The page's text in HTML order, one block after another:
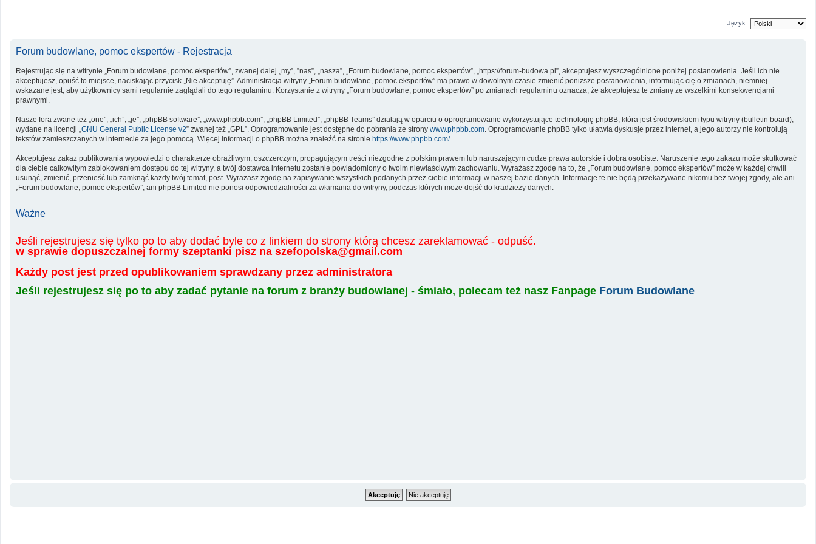
Język:
Forum budowlane, pomoc ekspertów - Rejestracja
Rejestrując się na witrynie „Forum budowlane, pomoc ekspertów”, zwanej dalej „my”, ”nas”, „nasza”, „Forum budowlane, pomoc ekspertów”, „https://forum-budowa.pl”, akceptujesz wyszczególnione poniżej postanowienia. Jeśli ich nie
akceptujesz, opuść to miejsce, naciskając przycisk „Nie akceptuję”. Administracja witryny „Forum budowlane, pomoc ekspertów” ma prawo w dowolnym czasie zmienić poniższe postanowienia, informując cię o zmianach, niemniej
wskazane jest, aby użytkownicy sami regularnie zaglądali do tego regulaminu. Korzystanie z witryny „Forum budowlane, pomoc ekspertów” po zmianach regulaminu oznacza, że akceptujesz te zmiany ze wszelkimi konsekwencjami
prawnymi.
Nasze fora zwane też „one”, „ich”, „je”, „phpBB software”, „www.phpbb.com”, „phpBB Limited”, „phpBB Teams” działają w oparciu o oprogramowanie wykorzystujące technologię phpBB, która jest środowiskiem typu witryny (bulletin board),
wydane na licencji „ GNU General Public License v2” zwanej też „GPL”. Oprogramowanie jest dostępne do pobrania ze strony www.phpbb.com . Oprogramowanie phpBB tylko ułatwia dyskusje przez internet, a jego autorzy nie kontrolują
tekstów zamieszczanych w internecie za jego pomocą. Więcej informacji o phpBB można znaleźć na stronie https://www.phpbb.com/.
Akceptujesz zakaz publikowania wypowiedzi o charakterze obraźliwym, oszczerczym, propagującym treści niezgodne z polskim prawem lub naruszającym cudze prawa autorskie i dobra osobiste. Naruszenie tego zakazu może skutkować
dla ciebie całkowitym zablokowaniem dostępu do tej witryny, a twój dostawca internetu zostanie powiadomiony o twoim niewłaściwym zachowaniu. Wyrażasz zgodę na to, że „Forum budowlane, pomoc ekspertów” może w każdej chwili
usunąć, zmienić, przenieść lub zamknąć każdy twój temat, post. Wyrażasz zgodę na zapisywanie wszystkich podanych przez ciebie informacji w naszej bazie danych. Informacje te nie będą przekazywane nikomu bez twojej zgody, ale ani
„Forum budowlane, pomoc ekspertów”, ani phpBB Limited nie ponosi odpowiedzialności za włamania do witryny, podczas których może dojść do kradzieży danych.
Ważne
Jeśli rejestrujesz się tylko po to aby dodać byle co z linkiem do strony którą chcesz zareklamować - odpuść.
w sprawie dopuszczalnej formy szeptanki pisz na szefopolska@gmail.com
Każdy post jest przed opublikowaniem sprawdzany przez administratora
Jeśli rejestrujesz się po to aby zadać pytanie na forum z branży budowlanej - śmiało, polecam też nasz Fanpage Forum Budowlane